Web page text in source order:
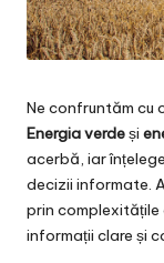
Ne confruntăm cu
Energia verdeși
acerbă, iar
decizii informate.
prin complexitățile
informații clare și